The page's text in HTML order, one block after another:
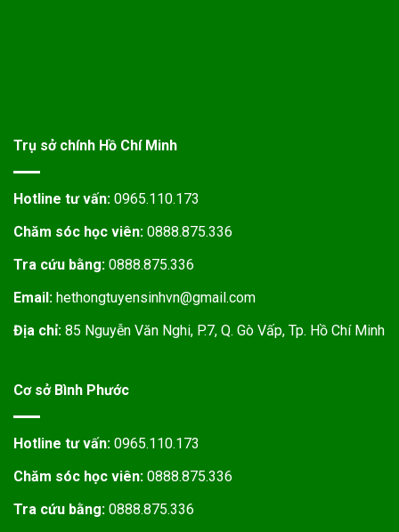
Trụ sở chính Hồ Chí Minh
Hotline tư vấn: 0965.110.173
Chăm sóc học viên: 0888.875.336
Tra cứu bằng: 0888.875.336
Email: hethongtuyensinhvn@gmail.com
Địa chỉ: 85 Nguyễn Văn Nghi, P.7, Q. Gò Vấp, Tp. Hồ Chí Minh
Cơ sở Bình Phước
Hotline tư vấn: 0965.110.173
Chăm sóc học viên: 0888.875.336
Tra cứu bằng: 0888.875.336